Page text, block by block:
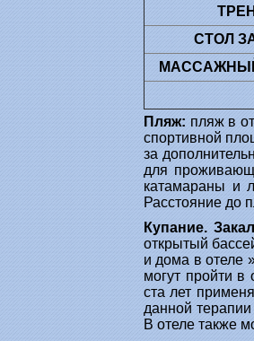
СТОЛ
Пляж: пляж в
спортивной
за
для
катамараны и
Расстояние до
Купание.
открытый
и дома в отеле
могут пройти
ста лет
данной
В отеле также